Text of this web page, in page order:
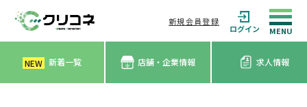
新規会員登録
ログイン
NEW 新着一覧 店舗・企業情報 求人情報